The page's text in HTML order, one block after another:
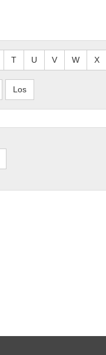
T U V W X